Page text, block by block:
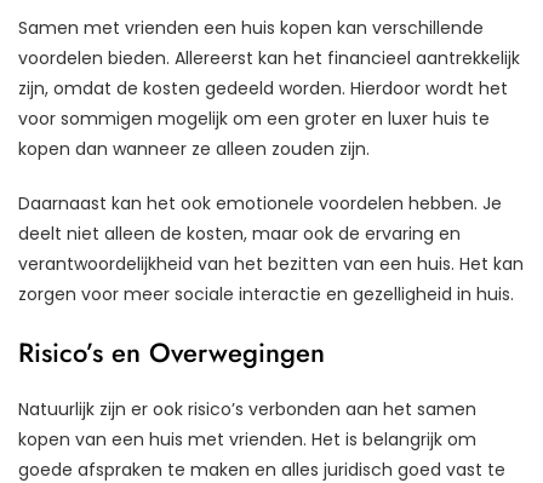
Samen met vrienden een huis kopen kan verschillende
voordelen bieden. Allereerst kan het financieel aantrekkelijk
zijn, omdat de kosten gedeeld worden. Hierdoor wordt het
voor sommigen mogelijk om een groter en luxer huis te
kopen dan wanneer ze alleen zouden zijn.
Daarnaast kan het ook emotionele voordelen hebben. Je
deelt niet alleen de kosten, maar ook de ervaring en
verantwoordelijkheid van het bezitten van een huis. Het kan
zorgen voor meer sociale interactie en gezelligheid in huis.
Risico’s en Overwegingen
Natuurlijk zijn er ook risico’s verbonden aan het samen
kopen van een huis met vrienden. Het is belangrijk om
goede afspraken te maken en alles juridisch goed vast te